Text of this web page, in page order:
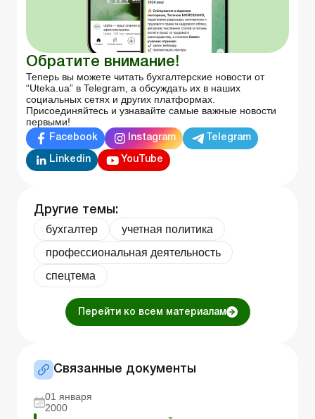
Обратите внимание!
Теперь вы можете читать бухгалтерские новости от
“Uteka.ua” в Telegram, а обсуждать их в наших
социальных сетях и других платформах.
Присоединяйтесь и узнавайте самые важные новости
первыми!
Facebook Instagram Telegram
Linkedin YouTube
Другие темы:
бухгалтер
учетная политика
профессиональная деятельность
спецтема
Перейти ко всем материалам
Связанные документы
01 января
2000